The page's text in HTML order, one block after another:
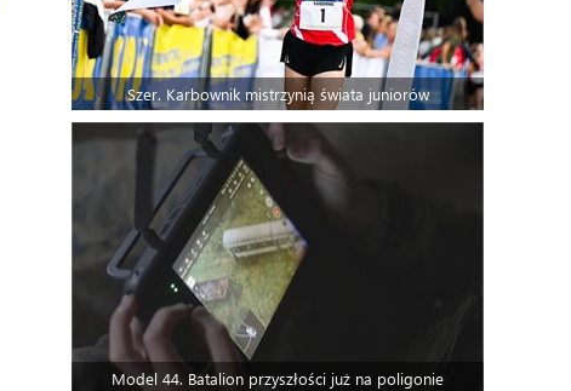
Szer. Karbownik mistrzynią świata juniorów
Model 44. Batalion przyszłości już na poligonie